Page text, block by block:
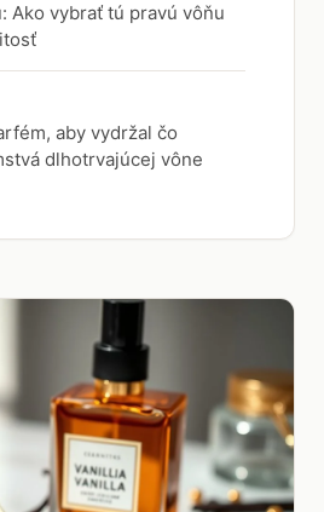
Ako vybrať tú pravú vôňu
aby vydržal čo
dlhotrvajúcej vône